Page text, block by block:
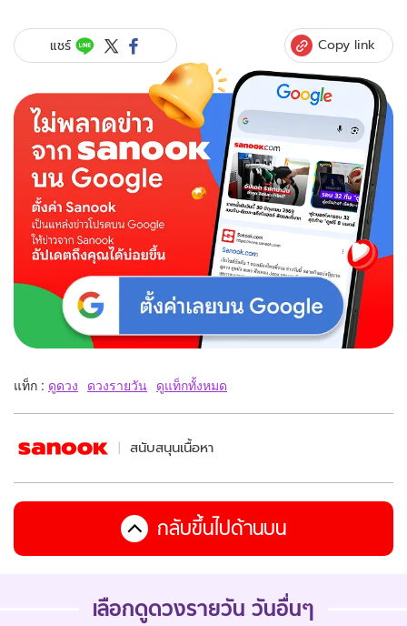
แชร์ Copy link
แท็ก : ดูดวง ดวงรายวัน ดูแท็กทั้งหมด
สนับสนุนเนื้อหา
กลับขึ้นไปด้านบน
เลือกดูดวงรายวัน วันอื่นๆ